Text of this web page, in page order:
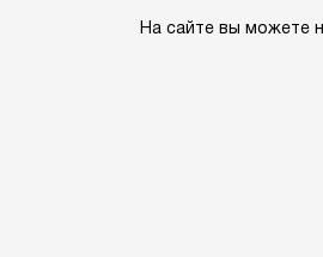
На сайте вы можете